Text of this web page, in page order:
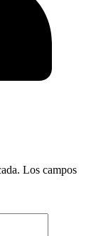
Los campos